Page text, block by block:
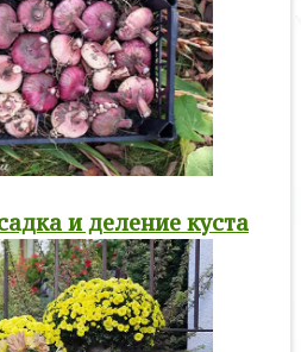
и деление куста